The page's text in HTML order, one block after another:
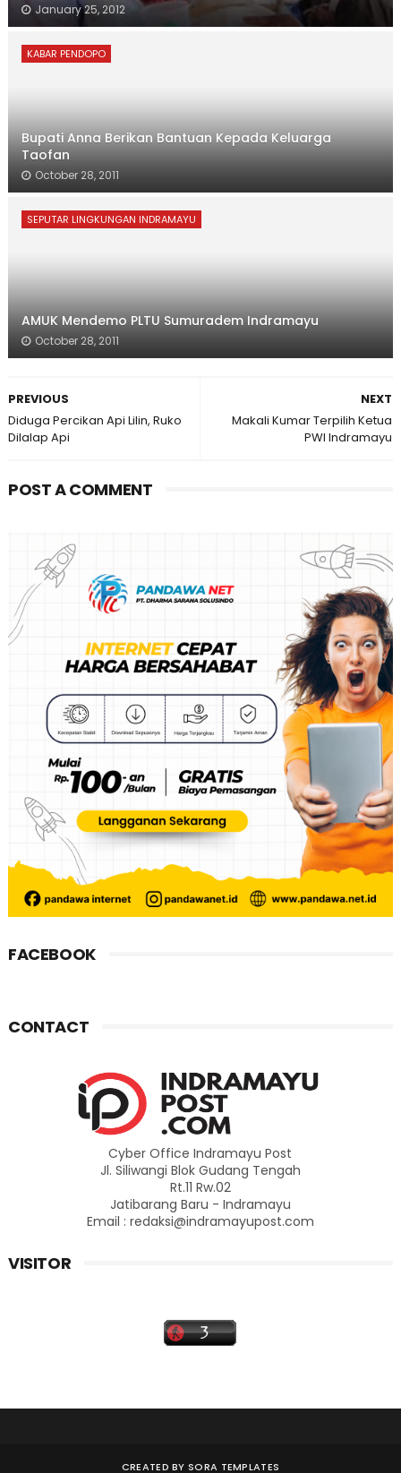
January 25, 2012
KABAR PENDOPO
Bupati Anna Berikan Bantuan Kepada Keluarga
Taofan
October 28, 2011
SEPUTAR LINGKUNGAN INDRAMAYU
AMUK Mendemo PLTU Sumuradem Indramayu
October 28, 2011
NEXT
Makali Kumar Terpilih Ketua
PWI Indramayu
PREVIOUS
Diduga Percikan Api Lilin, Ruko
Dilalap Api
POST A COMMENT
FACEBOOK
CONTACT
Cyber Office Indramayu Post
Jl. Siliwangi Blok Gudang Tengah
Rt.11 Rw.02
Jatibarang Baru - Indramayu
Email : redaksi@indramayupost.com
VISITOR
CREATED BYSORA TEMPLATES